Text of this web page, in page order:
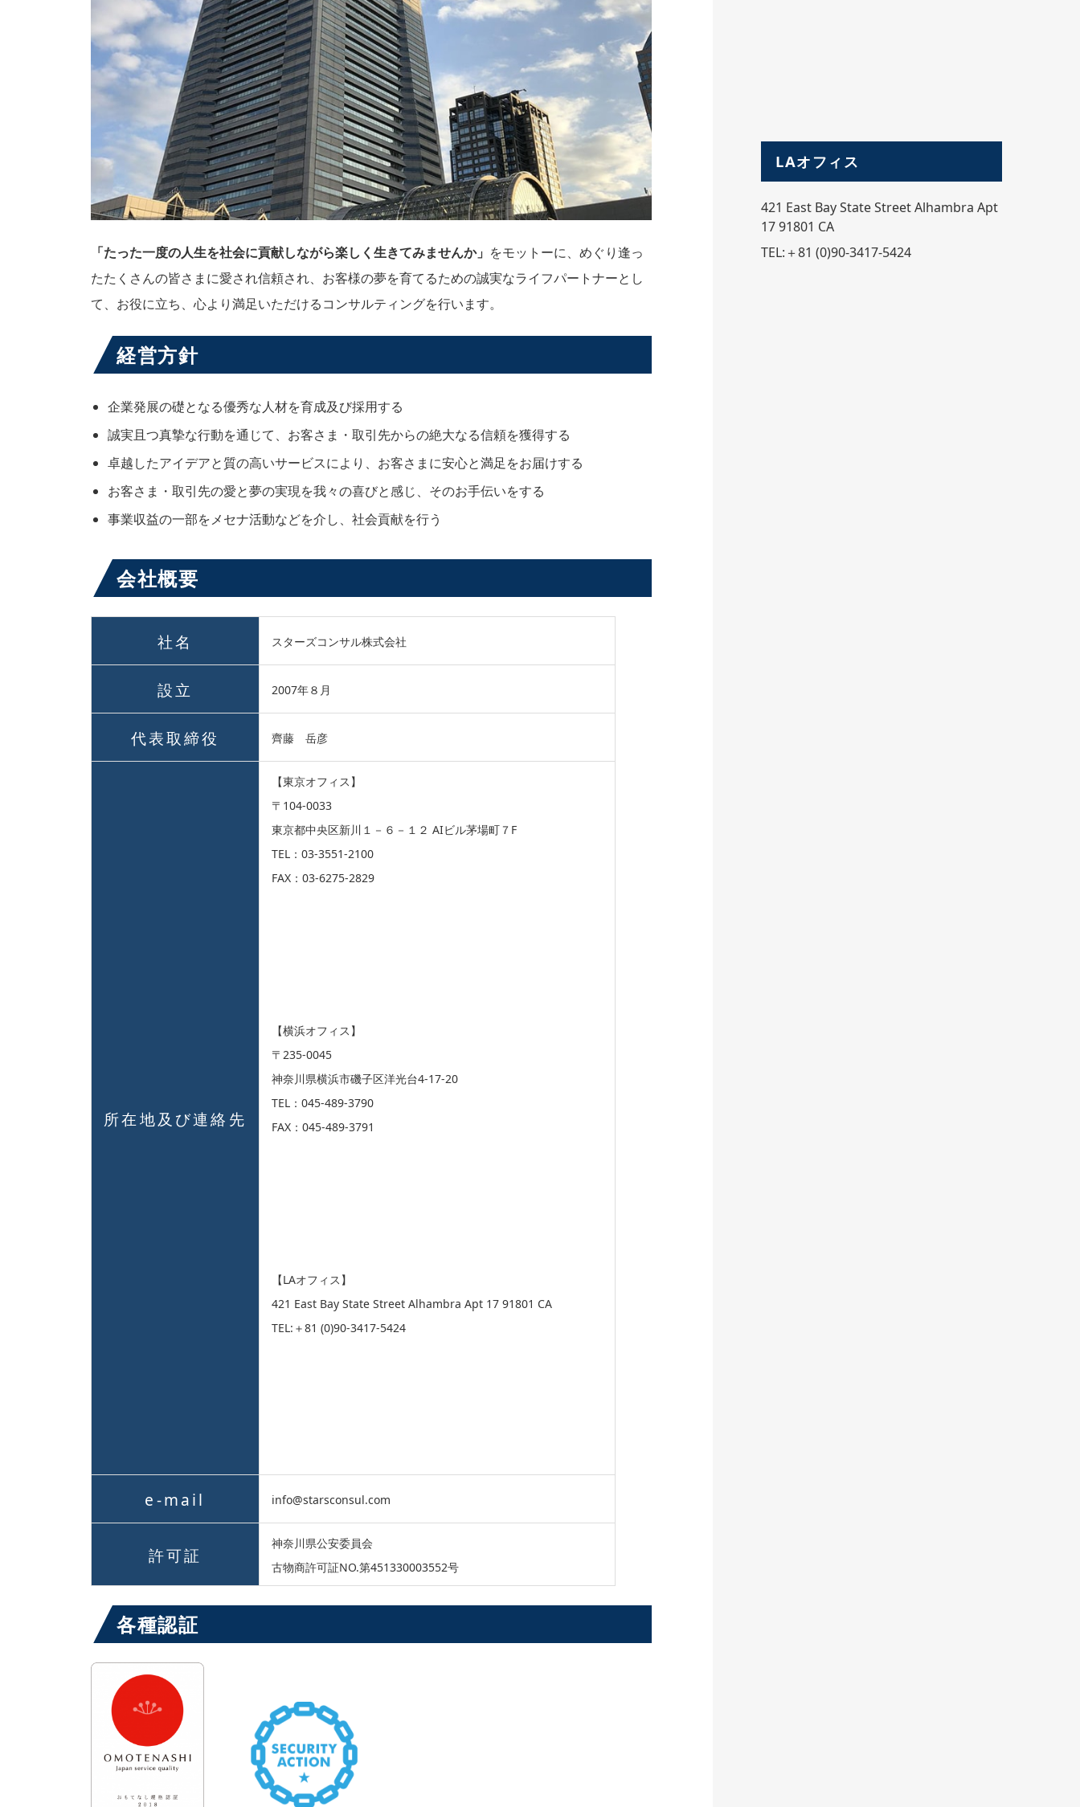
「たった一度の人生を社会に貢献しながら楽しく生きてみませんか」 をモットーに、めぐり逢っ
たたくさんの皆さまに愛され信頼され、お客様の夢を育てるための誠実なライフパートナーとし
て、お役に立ち、心より満足いただけるコンサルティングを行います。
経営方針
企業発展の礎となる優秀な人材を育成及び採用する
誠実且つ真摯な行動を通じて、お客さま・取引先からの絶大なる信頼を獲得する
卓越したアイデアと質の高いサービスにより、お客さまに安心と満足をお届けする
お客さま・取引先の愛と夢の実現を我々の喜びと感じ、そのお手伝いをする
事業収益の一部をメセナ活動などを介し、社会貢献を行う
会社概要
社名 スターズコンサル株式会社
設立 2007年８月
代表取締役 齊藤 岳彦
所在地及び連絡先
【東京オフィス】
〒104-0033
東京都中央区新川１－６－１２ AIビル茅場町７F
TEL：03-3551-2100
FAX：03-6275-2829
【横浜オフィス】
〒235-0045
神奈川県横浜市磯子区洋光台4-17-20
TEL：045-489-3790
FAX：045-489-3791
【LAオフィス】
421 East Bay State Street Alhambra Apt 17 91801 CA
TEL:＋81 (0)90-3417-5424
e-mail info@starsconsul.com
許可証
神奈川県公安委員会
古物商許可証NO.第451330003552号
各種認証
LAオフィス
421 East Bay State Street Alhambra Apt
17 91801 CA
TEL:＋81 (0)90-3417-5424